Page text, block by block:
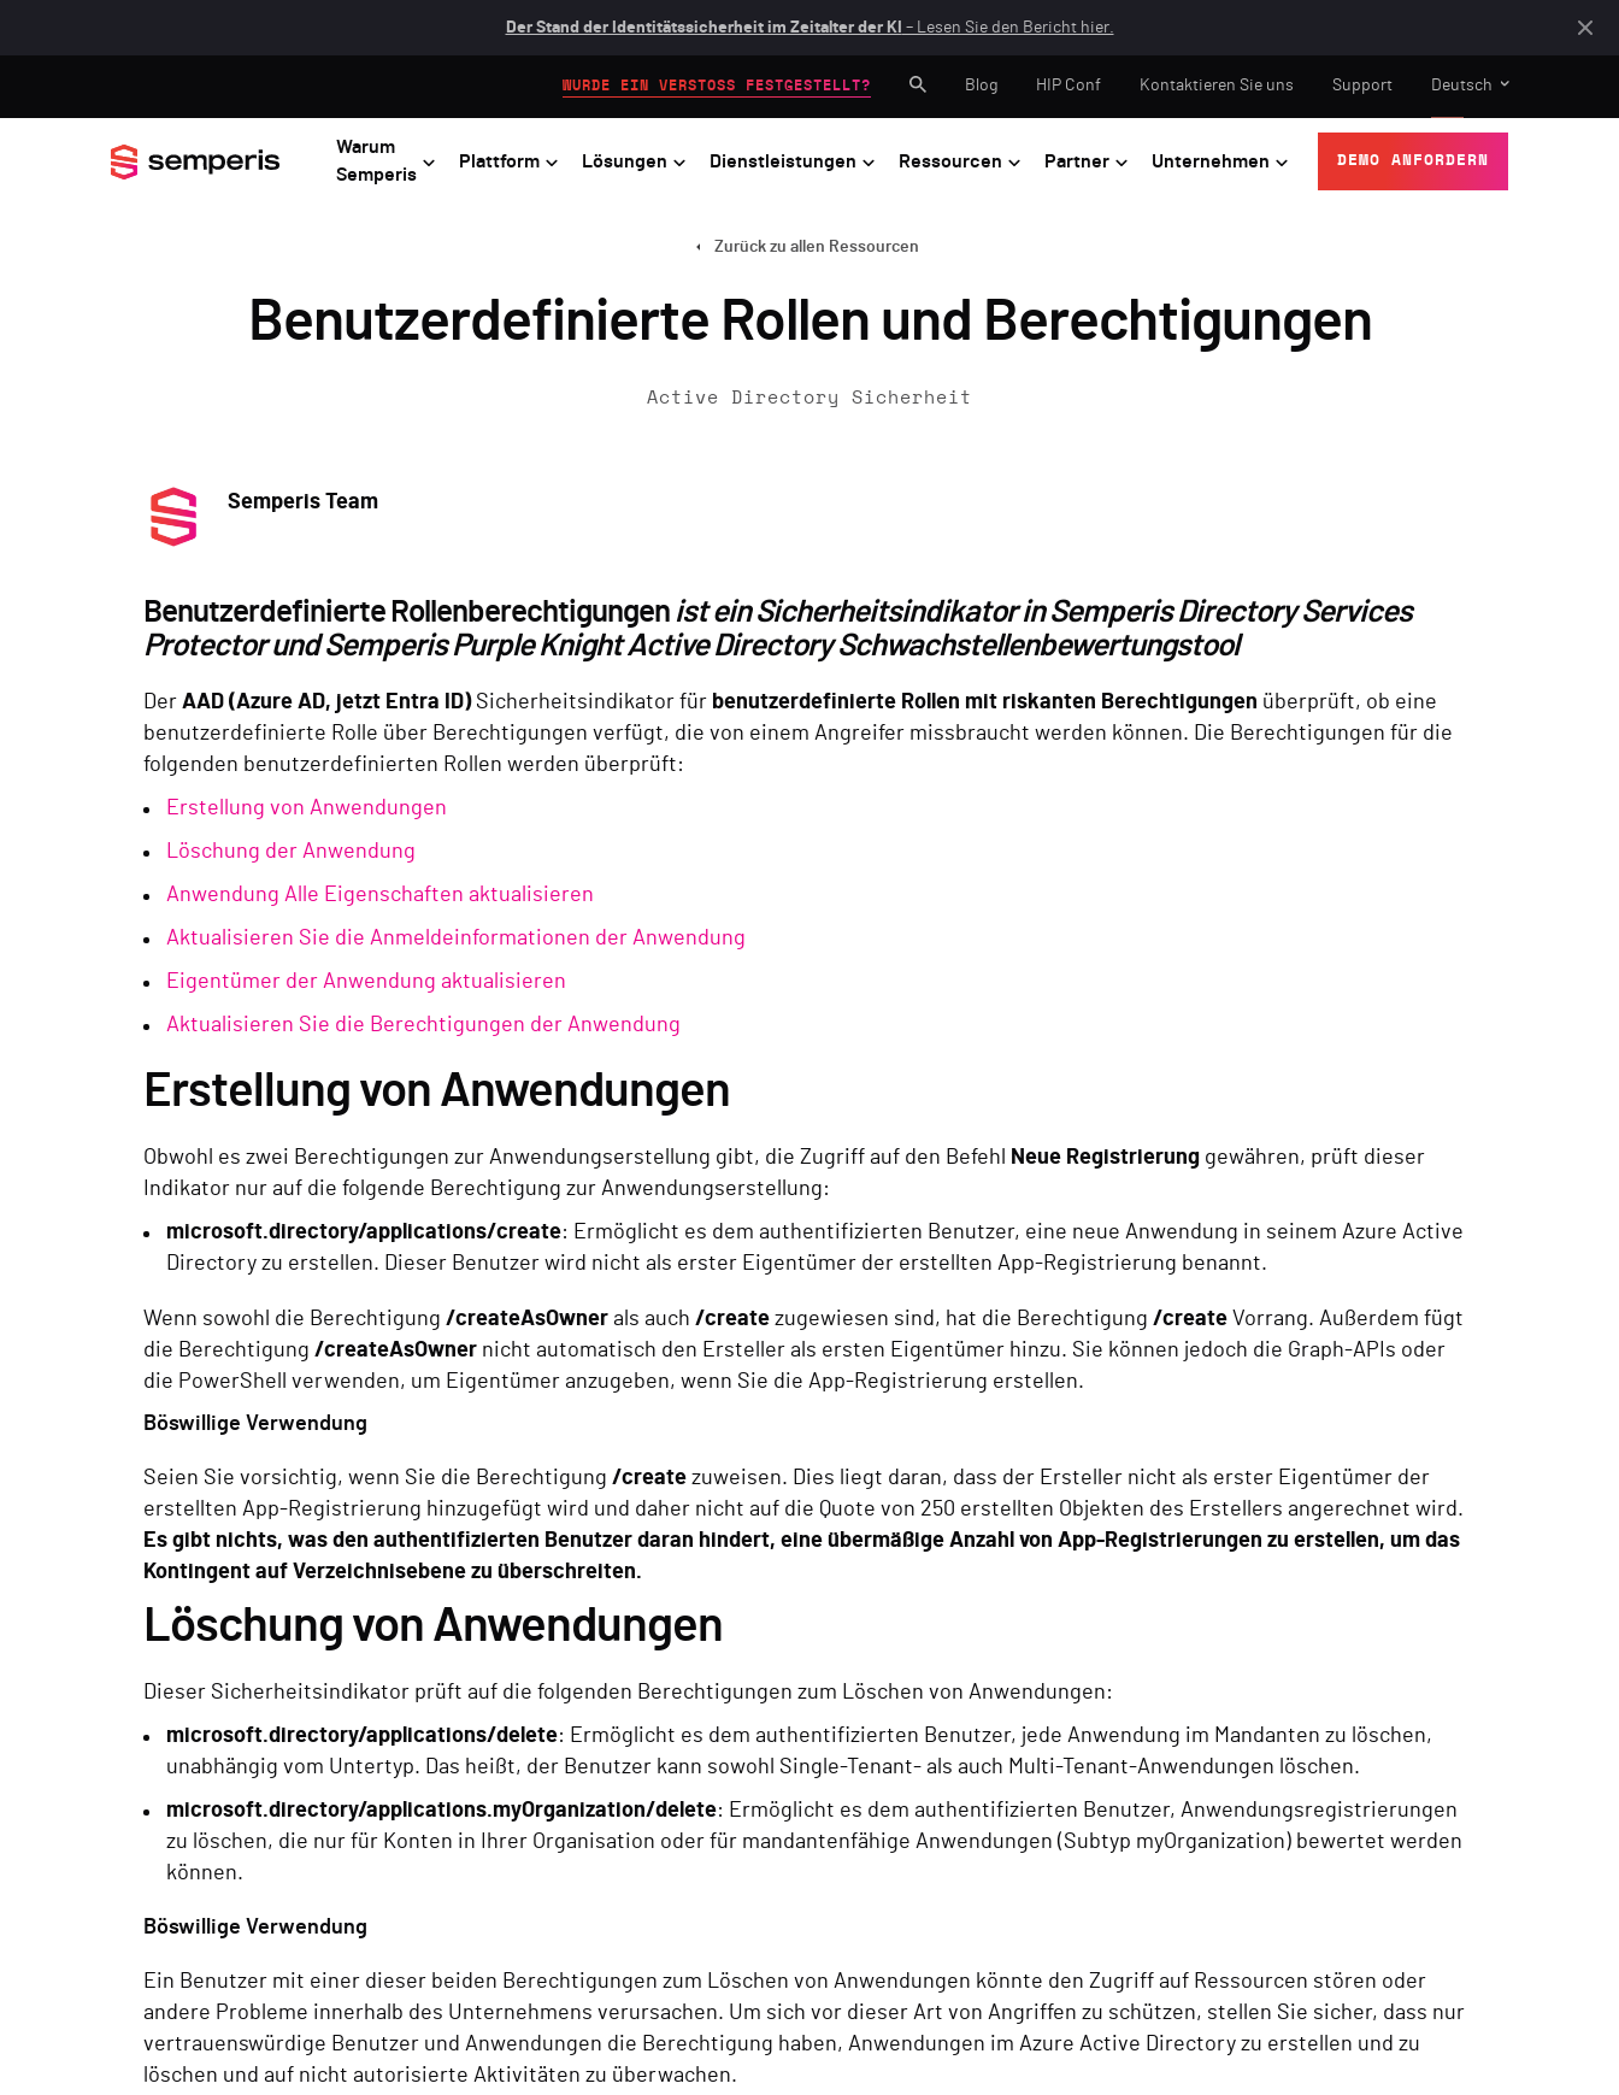
Der Stand der Identitätssicherheit im Zeitalter der KI – Lesen Sie den Bericht hier.
Warum
Semperis
Plattform Lösungen Dienstleistungen Ressourcen Partner Unternehmen DEMO ANFORDERN
WURDE EIN VERSTOSS FESTGESTELLT? Blog HIP Conf Kontaktieren Sie uns Support Deutsch
Zurück zu allen Ressourcen
Benutzerdefinierte Rollen und Berechtigungen
Active Directory Sicherheit
Semperis Team
Benutzerdefinierte Rollenberechtigungen ist ein Sicherheitsindikator in Semperis Directory Services
Protector und Semperis Purple Knight Active Directory Schwachstellenbewertungstool
Der AAD (Azure AD, jetzt Entra ID)Sicherheitsindikator für benutzerdefinierte Rollen mit riskanten Berechtigungen überprüft, ob eine
benutzerdefinierte Rolle über Berechtigungen verfügt, die von einem Angreifer missbraucht werden können. Die Berechtigungen für die
folgenden benutzerdefinierten Rollen werden überprüft:
Erstellung von Anwendungen
Löschung der Anwendung
Anwendung Alle Eigenschaften aktualisieren
Aktualisieren Sie die Anmeldeinformationen der Anwendung
Eigentümer der Anwendung aktualisieren
Aktualisieren Sie die Berechtigungen der Anwendung
Erstellung von Anwendungen
Obwohl es zwei Berechtigungen zur Anwendungserstellung gibt, die Zugriff auf den Befehl Neue Registrierung gewähren, prüft dieser
Indikator nur auf die folgende Berechtigung zur Anwendungserstellung:
microsoft.directory/applications/create: Ermöglicht es dem authentifizierten Benutzer, eine neue Anwendung in seinem Azure Active
Directory zu erstellen. Dieser Benutzer wird nicht als erster Eigentümer der erstellten App-Registrierung benannt.
Wenn sowohl die Berechtigung /createAsOwner als auch /create zugewiesen sind, hat die Berechtigung /create Vorrang. Außerdem fügt
die Berechtigung /createAsOwner nicht automatisch den Ersteller als ersten Eigentümer hinzu. Sie können jedoch die Graph-APIs oder
die PowerShell verwenden, um Eigentümer anzugeben, wenn Sie die App-Registrierung erstellen.
Böswillige Verwendung
Seien Sie vorsichtig, wenn Sie die Berechtigung /create zuweisen. Dies liegt daran, dass der Ersteller nicht als erster Eigentümer der
erstellten App-Registrierung hinzugefügt wird und daher nicht auf die Quote von 250 erstellten Objekten des Erstellers angerechnet wird.
Es gibt nichts, was den authentifizierten Benutzer daran hindert, eine übermäßige Anzahl von App-Registrierungen zu erstellen, um das
Kontingent auf Verzeichnisebene zu überschreiten.
Löschung von Anwendungen
Dieser Sicherheitsindikator prüft auf die folgenden Berechtigungen zum Löschen von Anwendungen:
microsoft.directory/applications/delete: Ermöglicht es dem authentifizierten Benutzer, jede Anwendung im Mandanten zu löschen,
unabhängig vom Untertyp. Das heißt, der Benutzer kann sowohl Single-Tenant- als auch Multi-Tenant-Anwendungen löschen.
microsoft.directory/applications.myOrganization/delete: Ermöglicht es dem authentifizierten Benutzer, Anwendungsregistrierungen
zu löschen, die nur für Konten in Ihrer Organisation oder für mandantenfähige Anwendungen (Subtyp myOrganization) bewertet werden
können.
Böswillige Verwendung
Ein Benutzer mit einer dieser beiden Berechtigungen zum Löschen von Anwendungen könnte den Zugriff auf Ressourcen stören oder
andere Probleme innerhalb des Unternehmens verursachen. Um sich vor dieser Art von Angriffen zu schützen, stellen Sie sicher, dass nur
vertrauenswürdige Benutzer und Anwendungen die Berechtigung haben, Anwendungen im Azure Active Directory zu erstellen und zu
löschen und auf nicht autorisierte Aktivitäten zu überwachen.